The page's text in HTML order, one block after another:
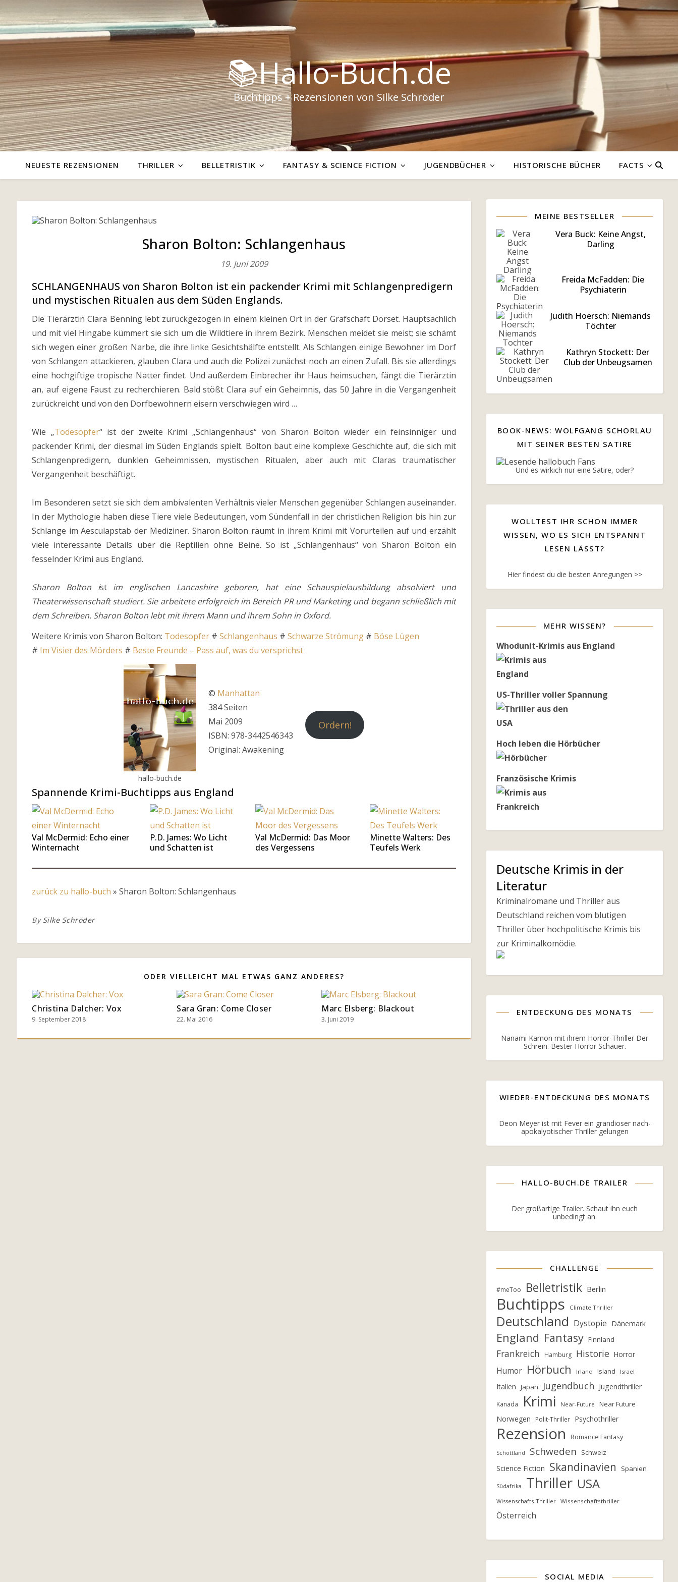
📚Hallo-Buch.de
Buchtipps + Rezensionen von Silke Schröder
NEUESTE REZENSIONEN THRILLER BELLETRISTIK FANTASY & SCIENCE FICTION JUGENDBÜCHER HISTORISCHE BÜCHER FACTS
Sharon Bolton: Schlangenhaus
19. Juni 2009
SCHLANGENHAUS von Sharon Bolton ist ein packender Krimi mit Schlangenpredigern
und mystischen Ritualen aus dem Süden Englands.
Die Tierärztin Clara Benning lebt zurückgezogen in einem kleinen Ort in der Grafschaft Dorset. Hauptsächlich
und mit viel Hingabe kümmert sie sich um die Wildtiere in ihrem Bezirk. Menschen meidet sie meist; sie schämt
sich wegen einer großen Narbe, die ihre linke Gesichtshälfte entstellt. Als Schlangen einige Bewohner im Dorf
von Schlangen attackieren, glauben Clara und auch die Polizei zunächst noch an einen Zufall. Bis sie allerdings
eine hochgiftige tropische Natter findet. Und außerdem Einbrecher ihr Haus heimsuchen, fängt die Tierärztin
an, auf eigene Faust zu recherchieren. Bald stößt Clara auf ein Geheimnis, das 50 Jahre in die Vergangenheit
zurückreicht und von den Dorfbewohnern eisern verschwiegen wird …
Wie „Todesopfer“ ist der zweite Krimi „Schlangenhaus“ von Sharon Bolton wieder ein feinsinniger und
packender Krimi, der diesmal im Süden Englands spielt. Bolton baut eine komplexe Geschichte auf, die sich mit
Schlangenpredigern, dunklen Geheimnissen, mystischen Ritualen, aber auch mit Claras traumatischer
Vergangenheit beschäftigt.
Im Besonderen setzt sie sich dem ambivalenten Verhältnis vieler Menschen gegenüber Schlangen auseinander.
In der Mythologie haben diese Tiere viele Bedeutungen, vom Sündenfall in der christlichen Religion bis hin zur
Schlange im Aesculapstab der Mediziner. Sharon Bolton räumt in ihrem Krimi mit Vorurteilen auf und erzählt
viele interessante Details über die Reptilien ohne Beine. So ist „Schlangenhaus“ von Sharon Bolton ein
fesselnder Krimi aus England.
Sharon Bolton istim englischen Lancashire geboren, hat eine Schauspielausbildung absolviert und
Theaterwissenschaft studiert. Sie arbeitete erfolgreich im Bereich PR und Marketing und begann schließlich mit
dem Schreiben. Sharon Bolton lebt mit ihrem Mann und ihrem Sohn in Oxford.
Weitere Krimis von Sharon Bolton: Todesopfer # Schlangenhaus # Schwarze Strömung # Böse Lügen
# Im Visier des Mörders # Beste Freunde – Pass auf, was du versprichst
hallo-buch.de
© Manhattan
384 Seiten
Mai 2009
ISBN: 978-3442546343
Original: Awakening
Ordern!
Spannende Krimi-Buchtipps aus England
Val McDermid: Echo einer
Winternacht
P.D. James: Wo Licht
und Schatten ist
Val McDermid: Das Moor
des Vergessens
Minette Walters: Des
Teufels Werk
zurück zu hallo-buch » Sharon Bolton: Schlangenhaus
By Silke Schröder
ODER VIELLEICHT MAL ETWAS GANZ ANDERES?
Christina Dalcher: Vox
9. September 2018
Sara Gran: Come Closer
22. Mai 2016
Marc Elsberg: Blackout
3. Juni 2019
MEINE BESTSELLER
Vera Buck: Keine Angst,
Darling
Freida McFadden: Die
Psychiaterin
Judith Hoersch: Niemands
Töchter
Kathryn Stockett: Der
Club der Unbeugsamen
BOOK-NEWS: WOLFGANG SCHORLAU
MIT SEINER BESTEN SATIRE
Und es wirkich nur eine Satire, oder?
WOLLTEST IHR SCHON IMMER
WISSEN, WO ES SICH ENTSPANNT
LESEN LÄSST?
Hier findest du die besten Anregungen >>
MEHR WISSEN?
Whodunit-Krimis aus England
US-Thriller voller Spannung
Hoch leben die Hörbücher
Französische Krimis
Deutsche Krimis in der
Literatur
Kriminalromane und Thriller aus
Deutschland reichen vom blutigen
Thriller über hochpolitische Krimis bis
zur Kriminalkomödie.
ENTDECKUNG DES MONATS
Nanami Kamon mit ihrem Horror-Thriller Der
Schrein. Bester Horror Schauer.
WIEDER-ENTDECKUNG DES MONATS
Deon Meyer ist mit Fever ein grandioser nach-
apokalyotischer Thriller gelungen
HALLO-BUCH.DE TRAILER
Der großartige Trailer. Schaut ihn euch
unbedingt an.
CHALLENGE
#meToo Belletristik Berlin
Buchtipps Climate Thriller
Deutschland Dystopie Dänemark
England Fantasy Finnland
Frankreich Hamburg Historie Horror
Humor Hörbuch Irland Island Israel
Italien Japan Jugendbuch Jugendthriller
Kanada Krimi Near-Future Near Future
Norwegen Polit-Thriller Psychothriller
Rezension Romance Fantasy
Schottland Schweden Schweiz
Science Fiction Skandinavien Spanien
Südafrika Thriller USA
Wissenschafts-Thriller Wissenschaftsthriller
Österreich
SOCIAL MEDIA